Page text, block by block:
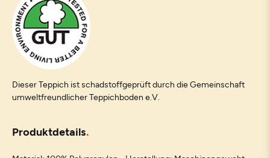
Dieser Teppich ist schadstoffgeprüft durch die Gemeinschaft
umweltfreundlicher Teppichboden e.V.
Produktdetails